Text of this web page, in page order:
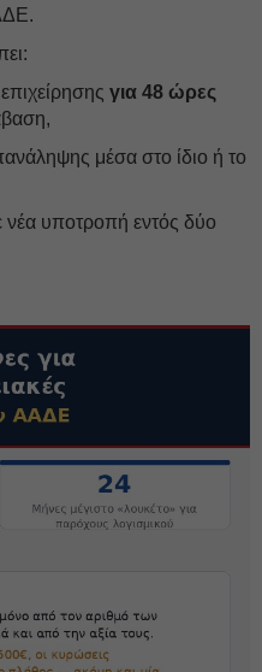
για 48 ώρες
μέσα στο ίδιο ή το
νέα υποτροπή εντός δύο